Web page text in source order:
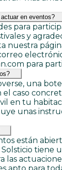
en eventos?
para
y
nuestra
para
una
caso
en tu
unas
están
tiene
las